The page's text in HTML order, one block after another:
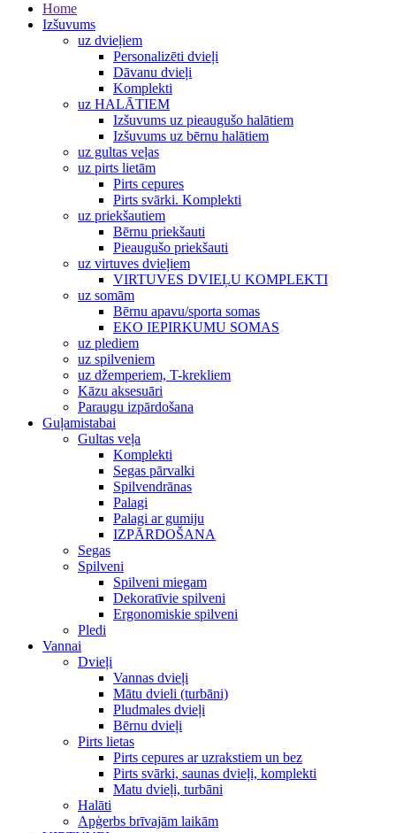
Home
Izšuvums
uz dvieļiem
Personalizēti dvieļi
Dāvanu dvieļi
Komplekti
uz HALĀTIEM
Izšuvums uz pieaugušo halātiem
Izšuvums uz bērnu halātiem
uz gultas veļas
uz pirts lietām
Pirts cepures
Pirts svārki. Komplekti
uz priekšautiem
Bērnu priekšauti
Pieaugušo priekšauti
uz virtuves dvieļiem
VIRTUVES DVIEĻU KOMPLEKTI
uz somām
Bērnu apavu/sporta somas
EKO IEPIRKUMU SOMAS
uz plediem
uz spilveniem
uz džemperiem, T-krekliem
Kāzu aksesuāri
Paraugu izpārdošana
Guļamistabai
Gultas veļa
Komplekti
Segas pārvalki
Spilvendrānas
Palagi
Palagi ar gumiju
IZPĀRDOŠANA
Segas
Spilveni
Spilveni miegam
Dekoratīvie spilveni
Ergonomiskie spilveni
Pledi
Vannai
Dvieļi
Vannas dvieļi
Mātu dvieli (turbāni)
Pludmales dvieļi
Bērnu dvieļi
Pirts lietas
Pirts cepures ar uzrakstiem un bez
Pirts svārki, saunas dvieļi, komplekti
Matu dvieļi, turbāni
Halāti
Apģerbs brīvajām laikām